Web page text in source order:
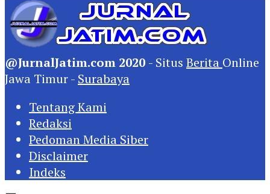
@JurnalJatim.com 2020 - Situs Berita Online
Jawa Timur - Surabaya
Tentang Kami
Redaksi
Pedoman Media Siber
Disclaimer
Indeks